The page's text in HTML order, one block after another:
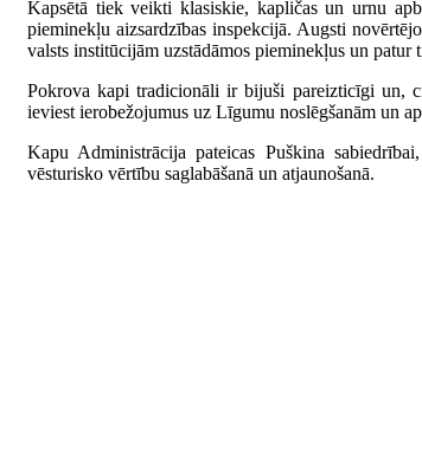
Kapsētā tiek veikti klasiskie, kapličas un urnu
pieminekļu aizsardzības inspekcijā. Augsti
valsts institūcijām uzstādāmos pieminekļus un
Pokrova kapi tradicionāli ir bijuši pareizticīgi un,
ieviest ierobežojumus uz Līgumu noslēgšanām un
Kapu Administrācija pateicas Puškina
vēsturisko vērtību saglabāšanā un atjaunošanā.